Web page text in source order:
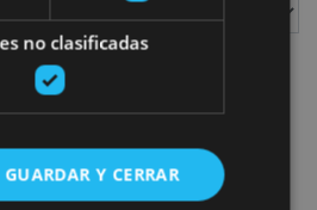
Guided visit to Pamplona
no clasificadas
GUARDAR Y CERRAR